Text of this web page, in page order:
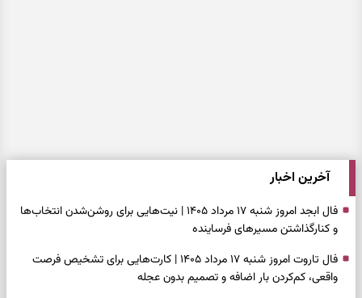
آخرین اخبار
فال ابجد امروز شنبه ۱۷ مرداد ۱۴۰۵ | نیت‌هایی برای روشن‌شدن انتخاب‌ها
و کنارگذاشتن مسیرهای فرساینده
فال تاروت امروز شنبه ۱۷ مرداد ۱۴۰۵ | کارت‌هایی برای تشخیص فرصت
واقعی، کم‌کردن بار اضافه و تصمیم بدون عجله